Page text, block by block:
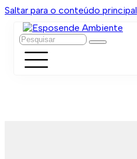
Saltar para o conteúdo principal
Pesquisar